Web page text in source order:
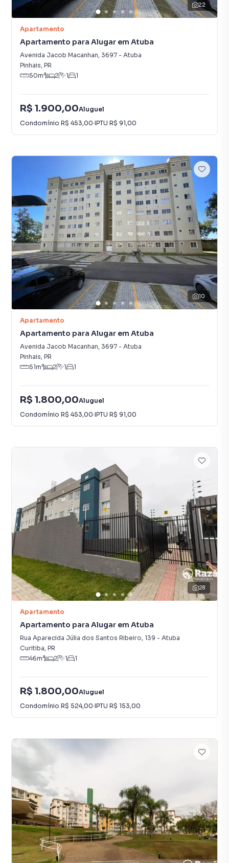
22
Apartamento
Apartamento para Alugar em Atuba
Avenida Jacob Macanhan, 3697 - Atuba
Pinhais, PR
50m² 2 1 1
R$ 1.900,00Aluguel
Condomínio R$ 453,00·IPTU R$ 91,00
10
Apartamento
Apartamento para Alugar em Atuba
Avenida Jacob Macanhan, 3697 - Atuba
Pinhais, PR
51m² 2 1 1
R$ 1.800,00Aluguel
Condomínio R$ 453,00·IPTU R$ 91,00
28
Apartamento
Apartamento para Alugar em Atuba
Rua Aparecida Júlia dos Santos Ribeiro, 139 - Atuba
Curitiba, PR
46m² 2 1 1
R$ 1.800,00Aluguel
Condomínio R$ 524,00·IPTU R$ 153,00